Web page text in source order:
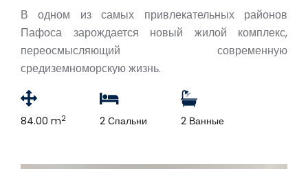
В одном из самых привлекательных районов
Пафоса зарождается новый жилой комплекс,
переосмысляющий современную
средиземноморскую жизнь.
84.00 m2 2 Спальни 2 Ванные